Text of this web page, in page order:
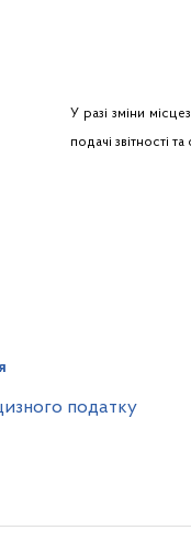
У разі зміни
подачі звітності
податку